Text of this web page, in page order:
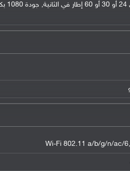
Wi-Fi 802.11 a/b/g/n/ac/